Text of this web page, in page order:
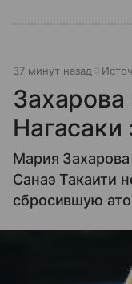
37 минут назад
Мария
Санаэ Такаити
сбросившую